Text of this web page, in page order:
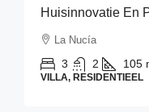
Huisinnovatie En
La Nucía
3 2 105
VILLA, RESIDENTIEEL